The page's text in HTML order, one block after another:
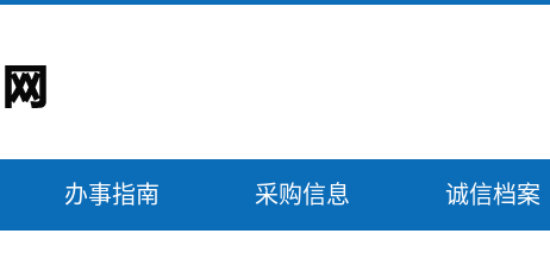
办事指南 采购信息 诚信档案